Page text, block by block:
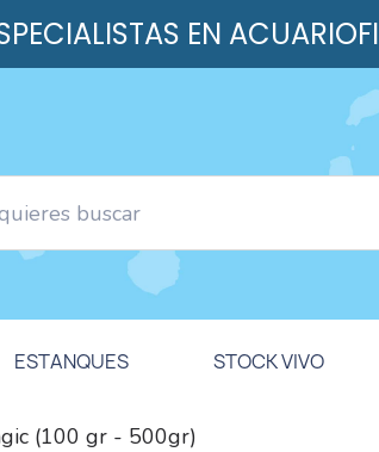
EN
ESTANQUES STOCK VIVO
(100 gr - 500gr)